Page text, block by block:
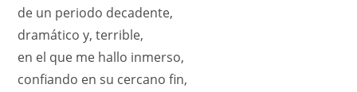
de un periodo decadente,
dramático y, terrible,
en el que me hallo inmerso,
confiando en su cercano fin,